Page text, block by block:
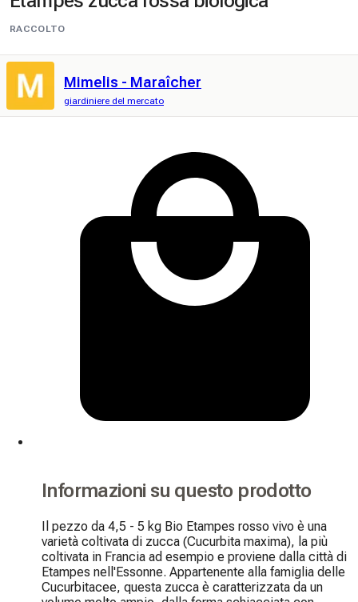
RACCOLTO
Mimelis - Maraîcher
giardiniere del mercato
Informazioni su questo prodotto
Il pezzo da 4,5 - 5 kg Bio Etampes rosso vivo è una
varietà coltivata di zucca (Cucurbita maxima), la più
coltivata in Francia ad esempio e proviene dalla città di
Etampes nell'Essonne. Appartenente alla famiglia delle
Cucurbitacee, questa zucca è caratterizzata da un